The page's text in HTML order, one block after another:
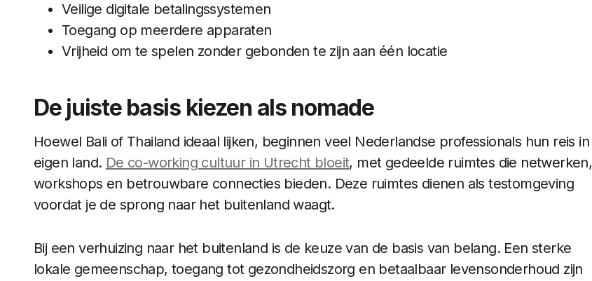
Veilige digitale betalingssystemen
Toegang op meerdere apparaten
Vrijheid om te spelen zonder gebonden te zijn aan één locatie
De juiste basis kiezen als nomade
Hoewel Bali of Thailand ideaal lijken, beginnen veel Nederlandse professionals hun reis in
eigen land. De co-working cultuur in Utrecht bloeit, met gedeelde ruimtes die netwerken,
workshops en betrouwbare connecties bieden. Deze ruimtes dienen als testomgeving
voordat je de sprong naar het buitenland waagt.
Bij een verhuizing naar het buitenland is de keuze van de basis van belang. Een sterke
lokale gemeenschap, toegang tot gezondheidszorg en betaalbaar levensonderhoud zijn